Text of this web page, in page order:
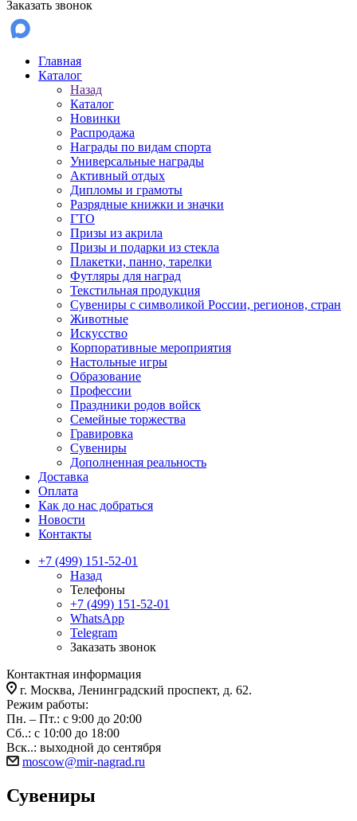
Заказать звонок
Главная
Каталог
Назад
Каталог
Новинки
Распродажа
Награды по видам спорта
Универсальные награды
Активный отдых
Дипломы и грамоты
Разрядные книжки и значки
ГТО
Призы из акрила
Призы и подарки из стекла
Плакетки, панно, тарелки
Футляры для наград
Текстильная продукция
Сувениры с символикой России, регионов, стран
Животные
Искусство
Корпоративные мероприятия
Настольные игры
Образование
Профессии
Праздники родов войск
Семейные торжества
Гравировка
Сувениры
Дополненная реальность
Доставка
Оплата
Как до нас добраться
Новости
Контакты
+7 (499) 151-52-01
Назад
Телефоны
+7 (499) 151-52-01
WhatsApp
Telegram
Заказать звонок
Контактная информация
г. Москва, Ленинградский проспект, д. 62.
Режим работы:
Пн. – Пт.: с 9:00 до 20:00
Сб..: с 10:00 до 18:00
Вск..: выходной до сентября
moscow@mir-nagrad.ru
Сувениры